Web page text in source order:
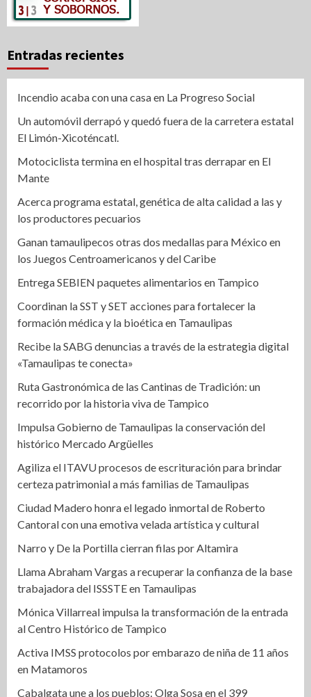
Entradas recientes
Incendio acaba con una casa en La Progreso Social
Un automóvil derrapó y quedó fuera de la carretera estatal
El Limón-Xicoténcatl.
Motociclista termina en el hospital tras derrapar en El
Mante
Acerca programa estatal, genética de alta calidad a las y
los productores pecuarios
Ganan tamaulipecos otras dos medallas para México en
los Juegos Centroamericanos y del Caribe
Entrega SEBIEN paquetes alimentarios en Tampico
Coordinan la SST y SET acciones para fortalecer la
formación médica y la bioética en Tamaulipas
Recibe la SABG denuncias a través de la estrategia digital
«Tamaulipas te conecta»
Ruta Gastronómica de las Cantinas de Tradición: un
recorrido por la historia viva de Tampico
Impulsa Gobierno de Tamaulipas la conservación del
histórico Mercado Argüelles
Agiliza el ITAVU procesos de escrituración para brindar
certeza patrimonial a más familias de Tamaulipas
Ciudad Madero honra el legado inmortal de Roberto
Cantoral con una emotiva velada artística y cultural
Narro y De la Portilla cierran filas por Altamira
Llama Abraham Vargas a recuperar la confianza de la base
trabajadora del ISSSTE en Tamaulipas
Mónica Villarreal impulsa la transformación de la entrada
al Centro Histórico de Tampico
Activa IMSS protocolos por embarazo de niña de 11 años
en Matamoros
Cabalgata une a los pueblos: Olga Sosa en el 399